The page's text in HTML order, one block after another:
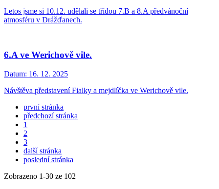
Letos jsme si 10.12. udělali se třídou 7.B a 8.A předvánoční
atmosféru v Drážďanech.
6.A ve Werichově vile.
Datum: 16. 12. 2025
Návštěva představení Fialky a mejdlíčka ve Werichově vile.
první stránka
předchozí stránka
1
2
3
další stránka
poslední stránka
Zobrazeno 1-30 ze 102